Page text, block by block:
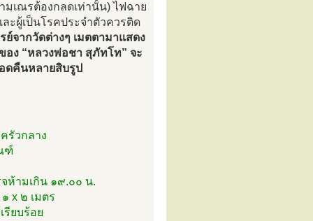
มเณรต้องกลดเท่านั้น) ไฟฉาย
ะผู้เป็นโรคประจำตัวควรติด
ย์จากวัดต่างๆ เมตตามาแสดง
ง “หลวงพ่อชา สุภัทโท” จะ
ดคืนหลายสิบรูป
รัวกลาง
ฑ์
ห้ามเกิน ๑๙.๐๐ น.
x ๒ เมตร
รียบร้อย